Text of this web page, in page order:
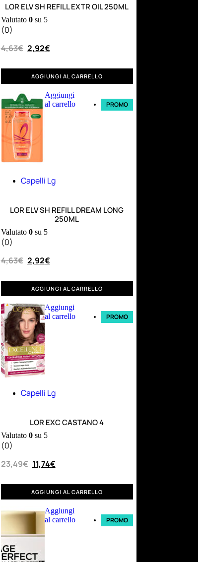
LOR ELV SH REFILL EXTR OIL 250ML
Valutato 0su 5
(0)
4,63€ 2,92€
AGGIUNGI AL CARRELLO
Aggiungi
al carrello
PROMO
Capelli Lg
LOR ELV SH REFILL DREAM LONG
250ML
Valutato 0su 5
(0)
4,63€ 2,92€
AGGIUNGI AL CARRELLO
Aggiungi
al carrello
PROMO
Capelli Lg
LOR EXC CASTANO 4
Valutato 0su 5
(0)
23,49€ 11,74€
AGGIUNGI AL CARRELLO
Aggiungi
al carrello
PROMO